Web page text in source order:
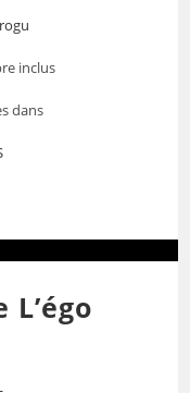
inclus
dans